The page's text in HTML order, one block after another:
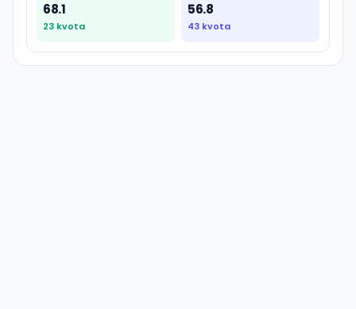
68.1
23 kvota
56.8
43 kvota